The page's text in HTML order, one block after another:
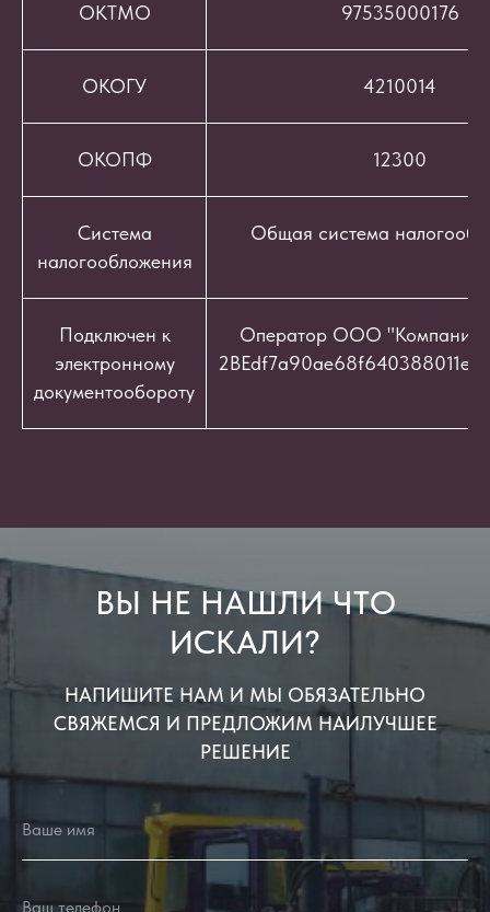
ОКТМО 97535000176
ОКОГУ 4210014
ОКОПФ 12300
Система
налогообложения
Общая система
Подключен к
электронному
документообороту
Оператор ООО "Компания
ВЫ НЕ НАШЛИ ЧТО
ИСКАЛИ?
НАПИШИТЕ НАМ И МЫ ОБЯЗАТЕЛЬНО
СВЯЖЕМСЯ И ПРЕДЛОЖИМ НАИЛУЧШЕЕ
РЕШЕНИЕ